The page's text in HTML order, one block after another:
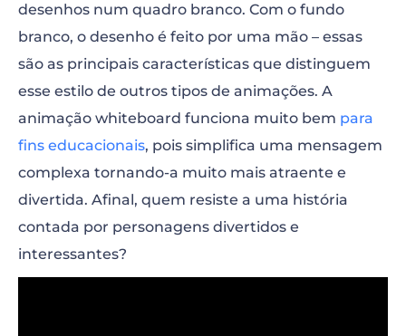
desenhos num quadro branco. Com o fundo
branco, o desenho é feito por uma mão – essas
são as principais características que distinguem
esse estilo de outros tipos de animações. A
animação whiteboard funciona muito bem para
fins educacionais, pois simplifica uma mensagem
complexa tornando-a muito mais atraente e
divertida. Afinal, quem resiste a uma história
contada por personagens divertidos e
interessantes?